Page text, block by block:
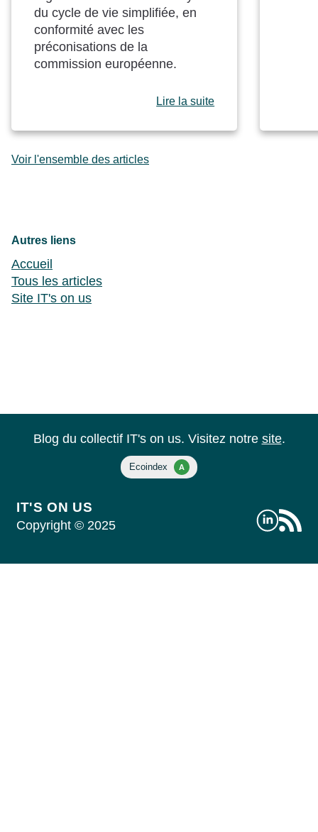
du cycle de vie simplifiée, en
conformité avec les
préconisations de la
commission européenne.
Lire la suite
Voir l'ensemble des articles
Autres liens
Accueil
Tous les articles
Site IT's on us
IT'S ON US
Copyright © 2025
Blog du collectif IT's on us. Visitez notre site.